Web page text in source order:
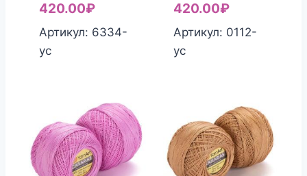
420.00₽
Артикул: 6334-
yc
420.00₽
Артикул: 0112-
yc